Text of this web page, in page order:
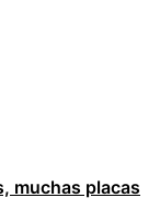
muchas placas